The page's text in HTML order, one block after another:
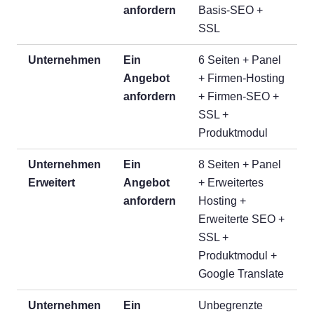
anfordern
Basis-SEO +
SSL
Unternehmen
Ein
Angebot
anfordern
6 Seiten + Panel
+ Firmen-Hosting
+ Firmen-SEO +
SSL +
Produktmodul
Unternehmen
Erweitert
Ein
Angebot
anfordern
8 Seiten + Panel
+ Erweitertes
Hosting +
Erweiterte SEO +
SSL +
Produktmodul +
Google Translate
Unternehmen
Ein
Unbegrenzte